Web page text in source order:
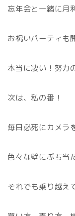
忘年会と一緒に月
お祝いパーティも
本当に凄い！努力
次は、私の番！
毎日必死にカメラ
色々な壁にぶち当
それでも乗り越え